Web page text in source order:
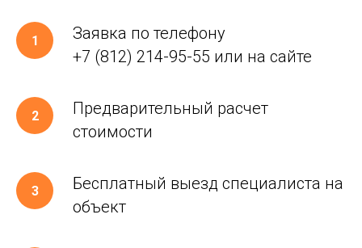
Заявка по телефону
+7 (812) 214-95-55 или на сайте
Предварительный расчет
стоимости
Бесплатный выезд специалиста на
объект